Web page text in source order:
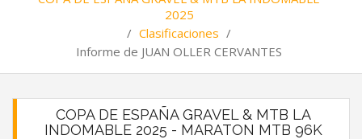
2025
/ Clasificaciones /
Informe de JUAN OLLER CERVANTES
COPA DE ESPAÑA GRAVEL & MTB LA
INDOMABLE 2025 - MARATON MTB 96K